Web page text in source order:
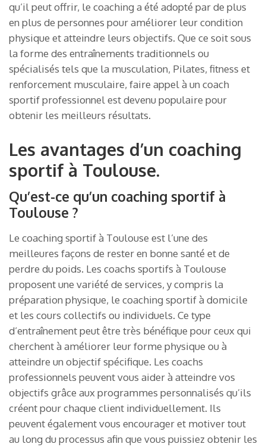
qu’il peut offrir, le coaching a été adopté par de plus
en plus de personnes pour améliorer leur condition
physique et atteindre leurs objectifs. Que ce soit sous
la forme des entraînements traditionnels ou
spécialisés tels que la musculation, Pilates, fitness et
renforcement musculaire, faire appel à un coach
sportif professionnel est devenu populaire pour
obtenir les meilleurs résultats.
Les avantages d’un coaching
sportif à Toulouse.
Qu’est-ce qu’un coaching sportif à
Toulouse ?
Le coaching sportif à Toulouse est l’une des
meilleures façons de rester en bonne santé et de
perdre du poids. Les coachs sportifs à Toulouse
proposent une variété de services, y compris la
préparation physique, le coaching sportif à domicile
et les cours collectifs ou individuels. Ce type
d’entraînement peut être très bénéfique pour ceux qui
cherchent à améliorer leur forme physique ou à
atteindre un objectif spécifique. Les coachs
professionnels peuvent vous aider à atteindre vos
objectifs grâce aux programmes personnalisés qu’ils
créent pour chaque client individuellement. Ils
peuvent également vous encourager et motiver tout
au long du processus afin que vous puissiez obtenir les